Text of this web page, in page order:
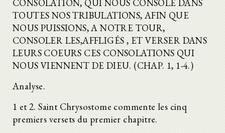
CONSOLATION, QUI NOUS CONSOLE DANS
TOUTES NOS TRIBULATIONS, AFIN QUE
NOUS PUISSIONS, A NOTRE TOUR,
CONSOLER LES,AFFLIGÉS , ET VERSER DANS
LEURS COEURS CES CONSOLATIONS QUI
NOUS VIENNENT DE DIEU. (CHAP. 1, 1-4.)
Analyse.
1 et 2. Saint Chrysostome commente les cinq
premiers versets du premier chapitre.